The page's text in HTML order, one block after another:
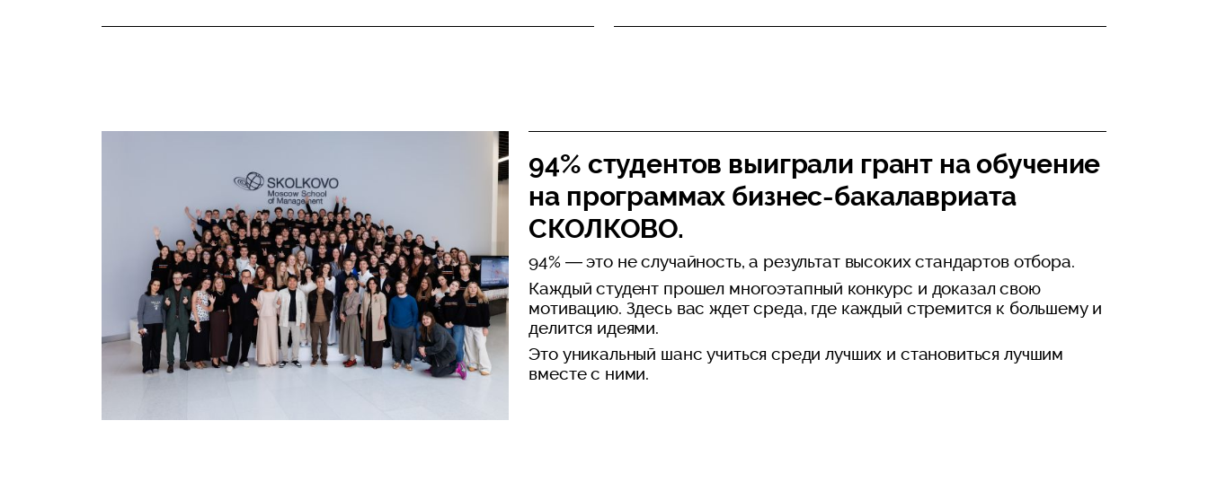
94% студентов выиграли грант на обучение
на программах бизнес-бакалавриата
СКОЛКОВО.
94% — это не случайность, а результат высоких стандартов отбора.
Каждый студент прошел многоэтапный конкурс и доказал свою
мотивацию. Здесь вас ждет среда, где каждый стремится к большему и
делится идеями.
Это уникальный шанс учиться среди лучших и становиться лучшим
вместе с ними.